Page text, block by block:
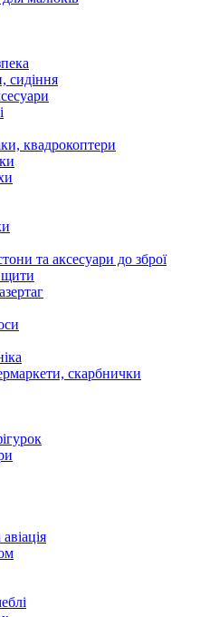
сидіння
квадрокоптери
та аксесуари до зброї
щити
скарбнички